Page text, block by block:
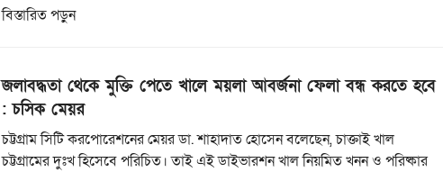
বিস্তারিত পড়ুন
জলাবদ্ধতা থেকে মুক্তি পেতে খালে ময়লা আবর্জনা ফেলা বন্ধ করতে হবে
: চসিক মেয়র
চট্টগ্রাম সিটি করপোরেশনের মেয়র ডা. শাহাদাত হোসেন বলেছেন, চাক্তাই খাল
চট্টগ্রামের দুঃখ হিসেবে পরিচিত। তাই এই ডাইভারশন খাল নিয়মিত খনন ও পরিষ্কার